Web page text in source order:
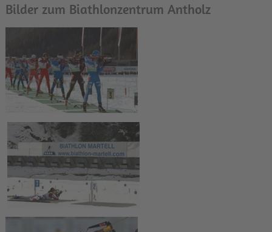
Bilder zum Biathlonzentrum Antholz